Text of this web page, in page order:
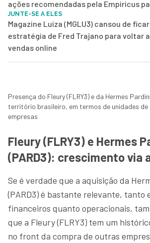
ações recomendadas pela Empiricus
JUNTE-SE A ELES
Magazine Luiza (MGLU3) cansou de
estratégia de Fred Trajano para voltar
vendas online
Presença do Fleury (FLRY3) e da Hermes
território brasileiro, em termos de unidades
empresas
Fleury (FLRY3) e Hermes
(PARD3): crescimento via
Se é verdade que a aquisição da
(PARD3) é bastante relevante, tanto
financeiros quanto operacionais,
que a Fleury (FLRY3) tem um
no front da compra de outras